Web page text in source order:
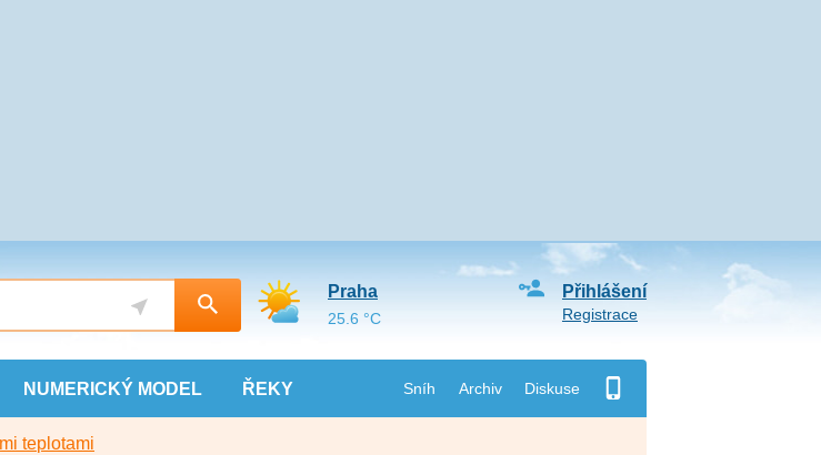
NUMERICKÝ MODEL ŘEKY Sníh Archiv Diskuse
Přihlášení
Registrace
Praha
25.6 °C
teplotami